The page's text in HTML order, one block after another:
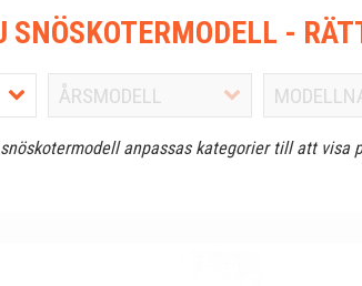
SNÖSKOTERMODELL -
anpassas kategorier till att visa